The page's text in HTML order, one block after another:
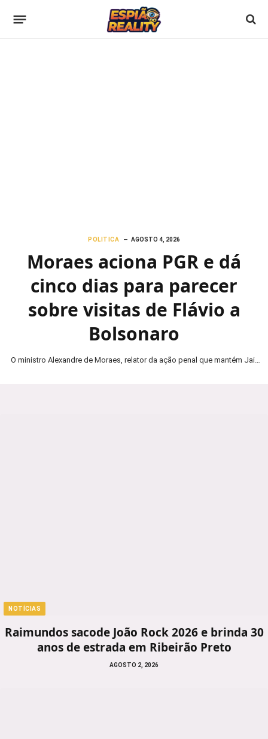
POLITICA AGOSTO 4, 2026
Moraes aciona PGR e dá
cinco dias para parecer
sobre visitas de Flávio a
Bolsonaro
O ministro Alexandre de Moraes, relator da ação penal que mantém Jair
NOTÍCIAS
Raimundos sacode João Rock 2026 e brinda 30
anos de estrada em Ribeirão Preto
AGOSTO 2, 2026